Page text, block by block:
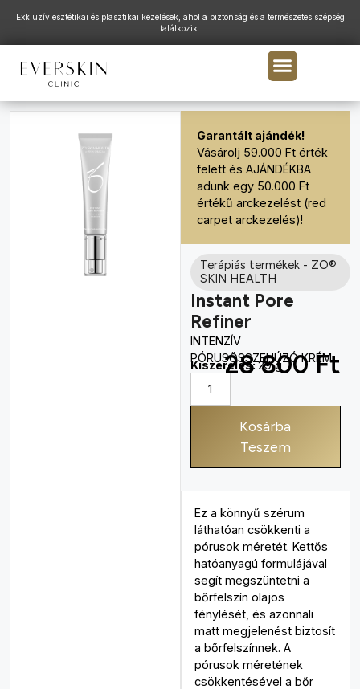
Exkluzív esztétikai és plasztikai kezelések, ahol a biztonság és a természetes szépség
találkozik.
Terápiás termékek- ZO®
SKIN HEALTH
Instant Pore
Refiner
INTENZÍV
PÓRUSÖSSZEHÚZÓ KRÉM
Ez a könnyű szérum
láthatóan csökkenti a
pórusok méretét. Kettős
hatóanyagú formulájával
segít megszüntetni a
bőrfelszín olajos
fénylését, és azonnali
matt megjelenést biztosít
a bőrfelszínnek. A
pórusok méretének
csökkentésével a bőr
Kiszerelés:29 g
28 800Ft
Kosárba
Teszem
Garantált ajándék!
Vásárolj 59.000 Ft érték
felett és AJÁNDÉKBA
adunk egy 50.000 Ft
értékű arckezelést (red
carpet arckezelés)!